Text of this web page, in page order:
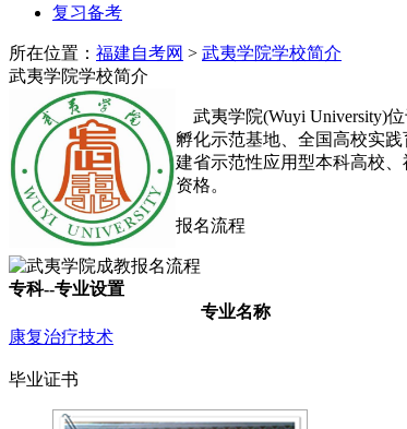
复习备考
所在位置： 福建自考网 > 武夷学院学校简介
武夷学院学校简介
武夷学院(Wuyi University)
孵化示范基地、全国高校实
建省示范性应用型本科高校
资格。
报名流程
专科--专业设置
专业名称
康复治疗技术
毕业证书